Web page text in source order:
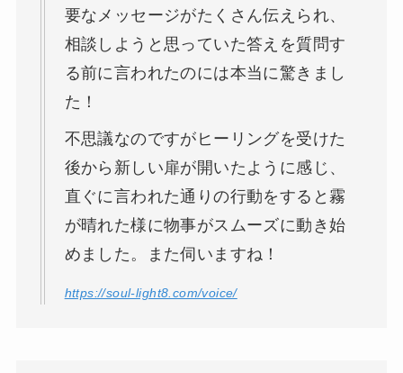
要なメッセージがたくさん伝えられ、
相談しようと思っていた答えを質問す
る前に言われたのには本当に驚きまし
た！
不思議なのですがヒーリングを受けた
後から新しい扉が開いたように感じ、
直ぐに言われた通りの行動をすると霧
が晴れた様に物事がスムーズに動き始
めました。また伺いますね！
https://soul-light8.com/voice/